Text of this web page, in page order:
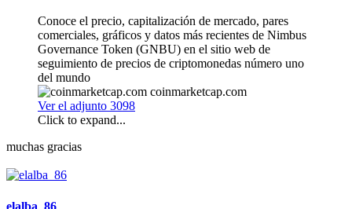
Conoce el precio, capitalización de mercado, pares
comerciales, gráficos y datos más recientes de Nimbus
Governance Token (GNBU) en el sitio web de
seguimiento de precios de criptomonedas número uno
del mundo
coinmarketcap.com
Ver el adjunto 3098
Click to expand...
muchas gracias
elalba_86